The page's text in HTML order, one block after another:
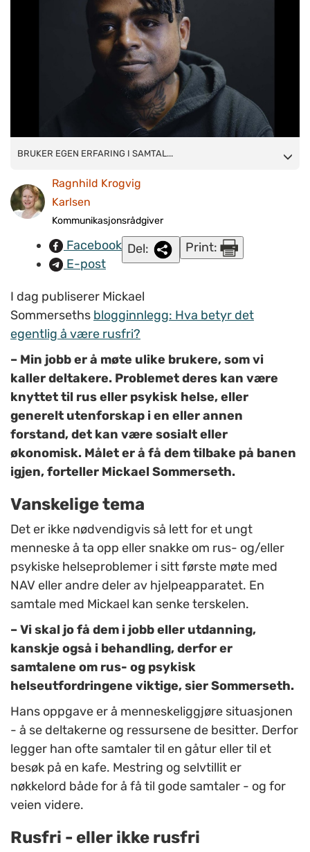
BRUKER EGEN ERFARING I SAMTALER: Mickael Sommerseth
ungdomsavdeling, der han har jobbet siden mars i fjor med
med aldersgruppen 18 til 30 år. I tillegg møter han mennesker
som er til rusbehandling i spesialisthelsetjenesten når han
jobber som tilkallingsvikar der. (Foto: Einar Angelsen).
BRUKER EGEN ERFARING I SAMTAL...
Ragnhild Krogvig
Karlsen
Kommunikasjonsrådgiver
Facebook
E-post
Del: Print:
I dag publiserer Mickael
Sommerseths blogginnlegg: Hva betyr det
egentlig å være rusfri?
– Min jobb er å møte ulike brukere, som vi
kaller deltakere. Problemet deres kan være
knyttet til rus eller psykisk helse, eller
generelt utenforskap i en eller annen
forstand, det kan være sosialt eller
økonomisk. Målet er å få dem tilbake på banen
igjen, forteller Mickael Sommerseth.
Vanskelige tema
Det er ikke nødvendigvis så lett for et ungt
menneske å ta opp eller snakke om rus- og/eller
psykiske helseproblemer i sitt første møte med
NAV eller andre deler av hjelpeapparatet. En
samtale med Mickael kan senke terskelen.
– Vi skal jo få dem i jobb eller utdanning,
kanskje også i behandling, derfor er
samtalene om rus- og psykisk
helseutfordringene viktige, sier Sommerseth.
Hans oppgave er å menneskeliggjøre situasjonen
- å se deltakerne og ressursene de besitter. Derfor
legger han ofte samtaler til en gåtur eller til et
besøk på en kafe. Mestring og selvtillit er
nøkkelord både for å få til gode samtaler - og for
veien videre.
Rusfri - eller ikke rusfri